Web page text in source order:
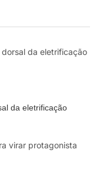
da eletrificação